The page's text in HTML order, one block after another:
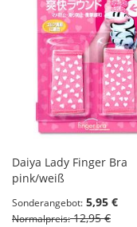
Daiya Lady Finger Bra
pink/weiß
Sonderangebot 5,95 €
Normalpreis 12,95 €